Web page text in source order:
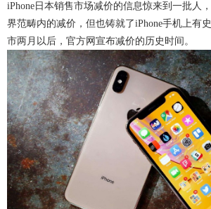
iPhone日本销售市场减价的信息惊来到一批人
界范畴内的减价，但也铸就了iPhone手机上有
市两月以后，官方网宣布减价的历史时间。